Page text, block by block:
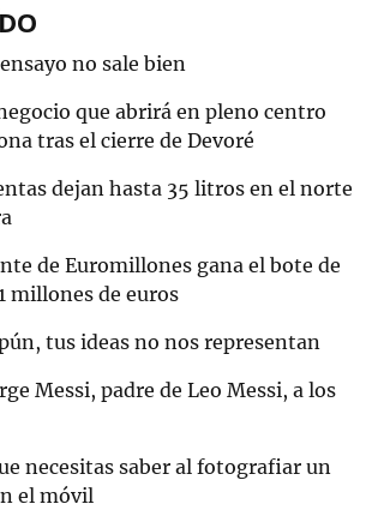
no sale bien
que abrirá en pleno centro
tras el cierre de Devoré
dejan hasta 35 litros en el norte
de Euromillones gana el bote de
millones de euros
tus ideas no nos representan
Messi, padre de Leo Messi, a los
necesitas saber al fotografiar un
el móvil